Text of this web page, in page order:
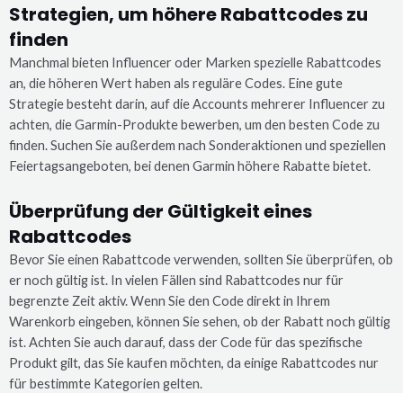
Strategien, um höhere Rabattcodes zu
finden
Manchmal bieten Influencer oder Marken spezielle Rabattcodes
an, die höheren Wert haben als reguläre Codes. Eine gute
Strategie besteht darin, auf die Accounts mehrerer Influencer zu
achten, die Garmin-Produkte bewerben, um den besten Code zu
finden. Suchen Sie außerdem nach Sonderaktionen und speziellen
Feiertagsangeboten, bei denen Garmin höhere Rabatte bietet.
Überprüfung der Gültigkeit eines
Rabattcodes
Bevor Sie einen Rabattcode verwenden, sollten Sie überprüfen, ob
er noch gültig ist. In vielen Fällen sind Rabattcodes nur für
begrenzte Zeit aktiv. Wenn Sie den Code direkt in Ihrem
Warenkorb eingeben, können Sie sehen, ob der Rabatt noch gültig
ist. Achten Sie auch darauf, dass der Code für das spezifische
Produkt gilt, das Sie kaufen möchten, da einige Rabattcodes nur
für bestimmte Kategorien gelten.